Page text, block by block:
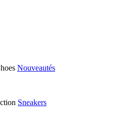
Nouveautés
Sneakers